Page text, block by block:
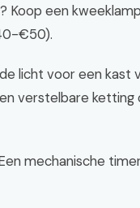
Koop een
€50).
licht voor een kast
verstelbare
mechanische